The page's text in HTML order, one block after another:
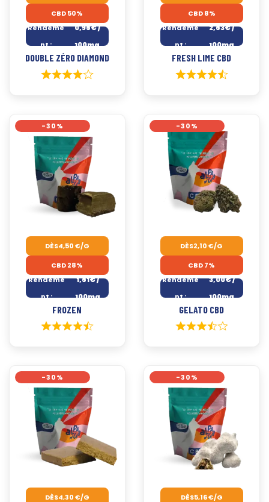
CBD 50%
Rendeme
nt :
0,96€ /
100mg
DOUBLE ZÉRO DIAMOND
CBD 8%
Rendeme
nt :
2,63€ /
100mg
FRESH LIME CBD
-30%
DÈS4,50€/G
CBD 28%
Rendeme
nt :
1,61€ /
100mg
FROZEN
-30%
DÈS2,10€/G
CBD 7%
Rendeme
nt :
3,00€ /
100mg
GELATO CBD
-30%
DÈS4,30€/G
-30%
DÈS5,16€/G